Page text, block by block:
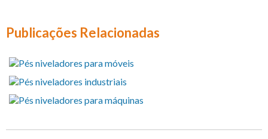
Publicações Relacionadas